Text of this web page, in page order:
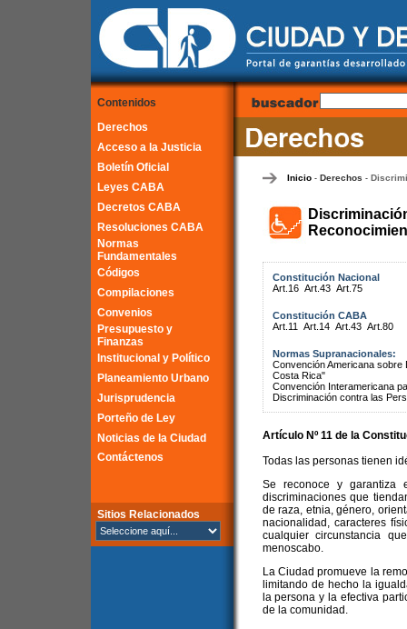
Contenidos
Derechos
Acceso a la Justicia
Boletín Oficial
Leyes CABA
Decretos CABA
Resoluciones CABA
Normas
Fundamentales
Códigos
Compilaciones
Convenios
Presupuesto y
Finanzas
Institucional y Político
Planeamiento Urbano
Jurisprudencia
Porteño de Ley
Noticias de la Ciudad
Contáctenos
Sitios Relacionados
Inicio- Derechos -
Constitución Nacional
Art.16 Art.43 Art.75
Constitución CABA
Art.11
Art.14 Art.43 Art.80
Normas Supranacionales:
Convención Americana
Costa Rica"
Convención Interamericana
Discriminación contra las
Artículo Nº 11 de la
Todas las personas tienen
Se reconoce y garantiza
discriminaciones que
de raza, etnia, género,
nacionalidad, caracteres
cualquier circunstancia
menoscabo.
La Ciudad promueve la
limitando de hecho la
la persona y la efectiva
de la comunidad.